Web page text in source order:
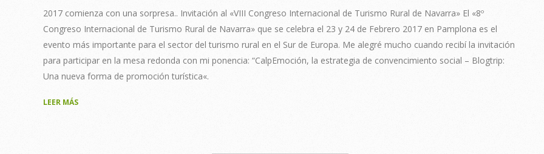
2017 comienza con una sorpresa.. Invitación al «VIII Congreso Internacional de Turismo Rural de Navarra» El «8º
Congreso Internacional de Turismo Rural de Navarra» que se celebra el 23 y 24 de Febrero 2017 en Pamplona es el
evento más importante para el sector del turismo rural en el Sur de Europa. Me alegré mucho cuando recibí la invitación
para participar en la mesa redonda con mi ponencia: “CalpEmoción, la estrategia de convencimiento social – Blogtrip:
Una nueva forma de promoción turística«.
LEER MÁS